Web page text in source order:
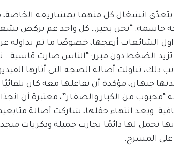
يتعدّى انشغال كل منهما بمشاريعه
حاسمة: “نحن بخير… كل واحد عم يركض
الشائعات أزعجها، خصوصًا ما تم تداوله
تزيد الضغط دون مبرر: “الناس صارت قاسية…
تناولت أصالة الضجة التي أثارها
جيهان، مؤكدة أن تفاعلها معه كان
“محبوب من الكبار والصغار”، معتبرة أن
وبعد انتهاء حفلها، شاركت أصالة
تحمل لها دائمًا تجارب جميلة وذكريات
المسرح.